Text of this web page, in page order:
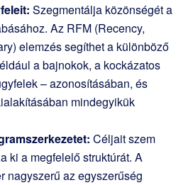
Szegmentálja közönségét a
Az RFM (Recency,
elemzés segíthet a különböző
a bajnokok, a kockázatos
– azonosításában, és
mindegyikük
Céljait szem
ki a megfelelő struktúrát. A
nagyszerű az egyszerűség